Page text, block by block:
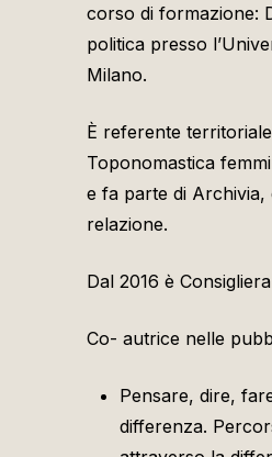
corso di formazione:
politica presso
Milano.
È referente
Toponomastica
e fa parte di Archivia,
relazione.
Dal 2016 è
Co- autrice nelle
Pensare, dire,
differenza.